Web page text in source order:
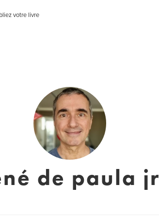
votre livre
de paula jr